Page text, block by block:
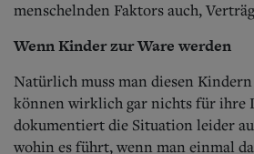
menschelnden Faktors auch,
Wenn Kinder zur Ware werden
Natürlich muss man diesen
können wirklich gar nichts für ihre
dokumentiert die Situation leider
wohin es führt, wenn man einmal